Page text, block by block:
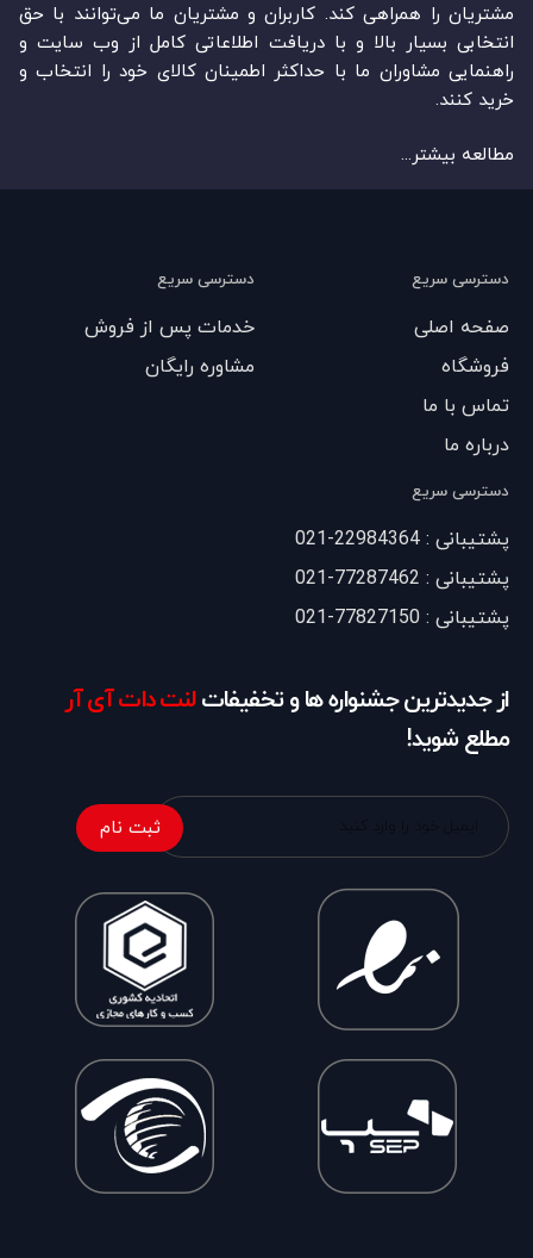
مشتریان را همراهی کند. کاربران و مشتریان ما می‏‏‌توانند با حق
انتخابی بسیار بالا و با دریافت اطلاعاتی کامل از وب سایت و
راهنمایی مشاوران ما با حداکثر اطمینان کالای خود را انتخاب و
خرید کنند.
مطالعه بیشتر...
دسترسی سریع
صفحه اصلی
فروشگاه
تماس با ما
درباره ما
دسترسی سریع
خدمات پس از فروش
مشاوره رایگان
دسترسی سریع
پشتیبانی : 22984364-021
پشتیبانی : 77287462-021
پشتیبانی : 77827150-021
از جدیدترین جشنواره ها و تخفیفاتلنت دات آی آر
مطلع شوید!
ثبت نام